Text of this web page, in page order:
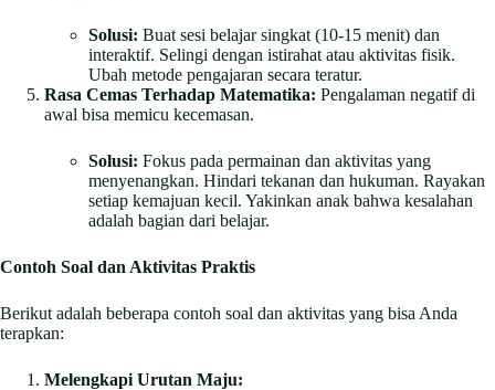
Solusi: Buat sesi belajar singkat (10-15 menit) dan
interaktif. Selingi dengan istirahat atau aktivitas fisik.
Ubah metode pengajaran secara teratur.
Rasa Cemas Terhadap Matematika: Pengalaman negatif di
awal bisa memicu kecemasan.
Solusi: Fokus pada permainan dan aktivitas yang
menyenangkan. Hindari tekanan dan hukuman. Rayakan
setiap kemajuan kecil. Yakinkan anak bahwa kesalahan
adalah bagian dari belajar.
Contoh Soal dan Aktivitas Praktis
Berikut adalah beberapa contoh soal dan aktivitas yang bisa Anda
terapkan:
Melengkapi Urutan Maju: